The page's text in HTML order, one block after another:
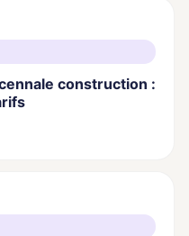
construction :